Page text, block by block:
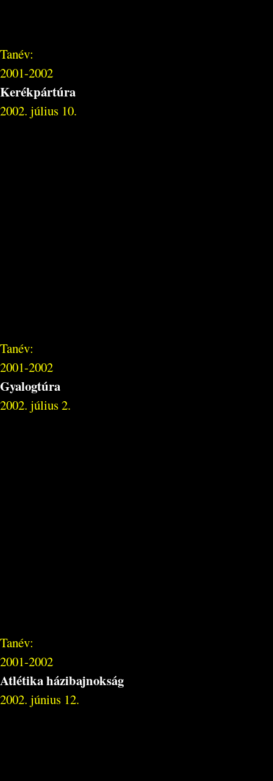
Tanév:
2001-2002
Kerékpártúra
2002. július 10.
Tanév:
2001-2002
Gyalogtúra
2002. július 2.
Tanév:
2001-2002
Atlétika házibajnokság
2002. június 12.